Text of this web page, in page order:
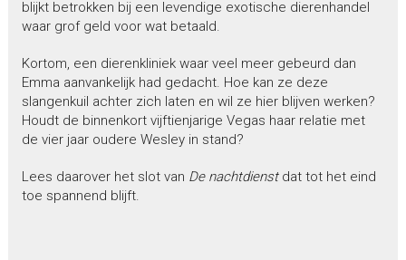
blijkt betrokken bij een levendige exotische dierenhandel
waar grof geld voor wat betaald.
Kortom, een dierenkliniek waar veel meer gebeurd dan
Emma aanvankelijk had gedacht. Hoe kan ze deze
slangenkuil achter zich laten en wil ze hier blijven werken?
Houdt de binnenkort vijftienjarige Vegas haar relatie met
de vier jaar oudere Wesley in stand?
Lees daarover het slot van De nachtdienst dat tot het eind
toe spannend blijft.